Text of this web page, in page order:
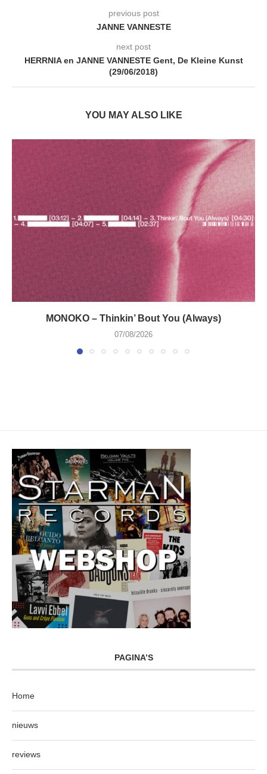
previous post
JANNE VANNESTE
next post
HERRNIA en JANNE VANNESTE Gent, De Kleine Kunst
(29/06/2018)
YOU MAY ALSO LIKE
MONOKO – Thinkin’ Bout You (Always)
07/08/2026
PAGINA’S
Home
nieuws
reviews